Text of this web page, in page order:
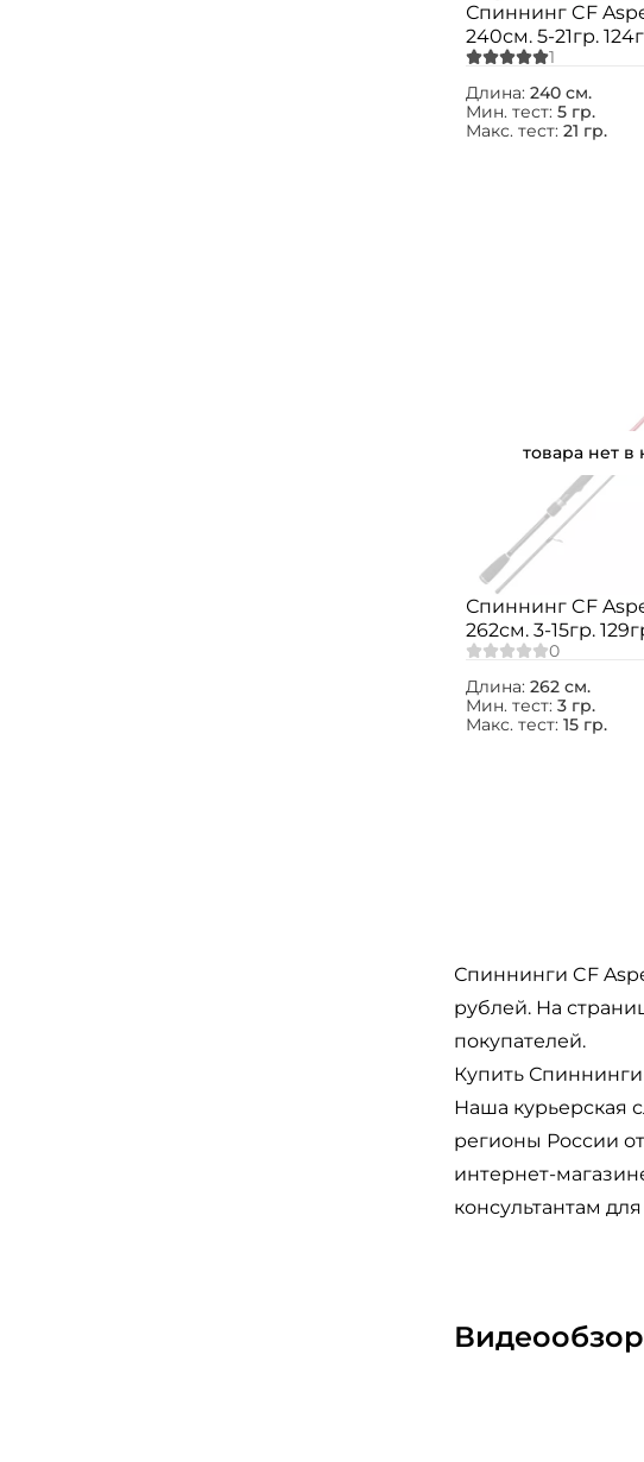
Спиннинг CF
240см. 5-21гр.
AS792МLT
Длина: 240 см.
Мин. тест: 5 гр.
Макс. тест: 21 гр.
товара нет в
Спиннинг CF
262см. 3-15гр.
ASSR862LT
Длина: 262 см.
Мин. тест: 3 гр.
Макс. тест: 15 гр.
Спиннинги CF
рублей. На
покупателей.
Купить
Наша курьерская
регионы России
интернет-
консультантам